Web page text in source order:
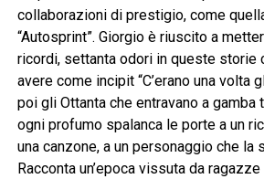
collaborazioni di prestigio, come
“Autosprint”. Giorgio è riuscito a
ricordi, settanta odori in queste storie
avere come incipit “C’erano una volta
poi gli Ottanta che entravano a gamba
ogni profumo spalanca le porte a un
una canzone, a un personaggio che la
Racconta un’epoca vissuta da